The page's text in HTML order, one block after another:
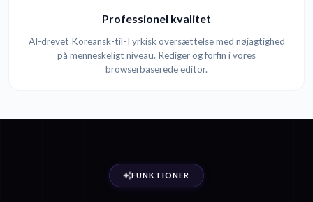
Professionel kvalitet
AI-drevet Koreansk-til-Tyrkisk oversættelse med nøjagtighed
på menneskeligt niveau. Rediger og forfin i vores
browserbaserede editor.
FUNKTIONER